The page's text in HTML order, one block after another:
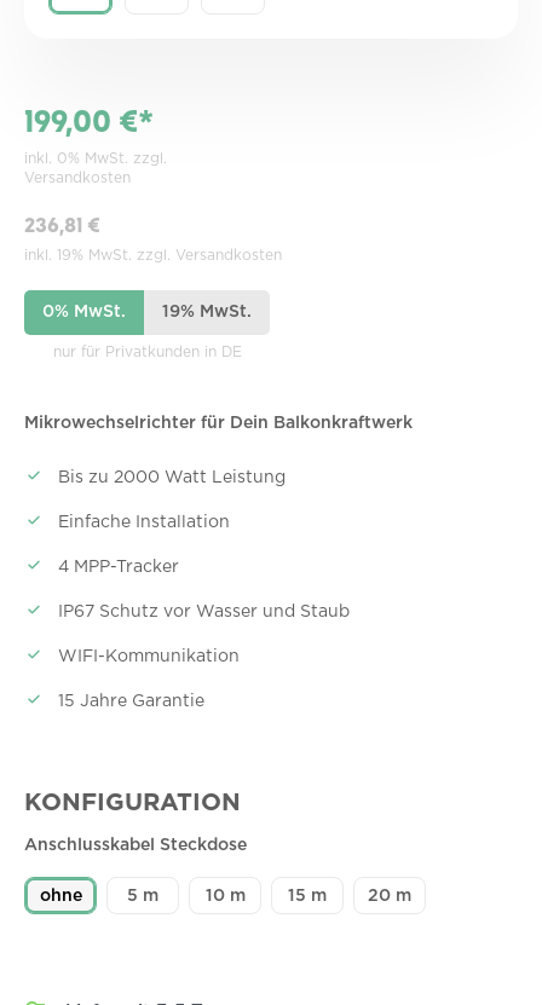
199,00 €*
inkl. 0% MwSt. zzgl.
Versandkosten
236,81 €
inkl. 19% MwSt. zzgl. Versandkosten
0% MwSt. 19% MwSt.
nur für Privatkunden in DE
Mikrowechselrichter für Dein Balkonkraftwerk
Bis zu 2000 Watt Leistung
Einfache Installation
4 MPP-Tracker
IP67 Schutz vor Wasser und Staub
WIFI-Kommunikation
15 Jahre Garantie
KONFIGURATION
Anschlusskabel Steckdose
ohne 5 m 10 m 15 m 20 m